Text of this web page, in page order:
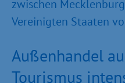
zwischen
Vereinigten Staaten
Außenhandel
Tourismus